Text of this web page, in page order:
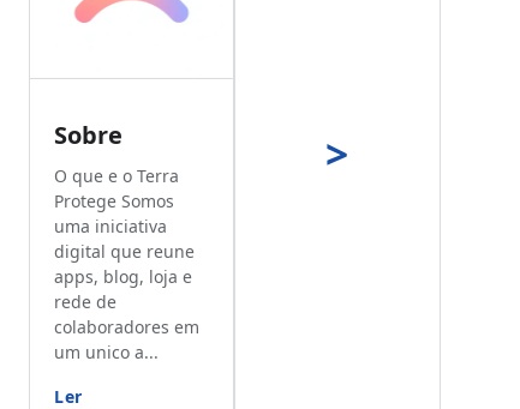
Sobre
O que e o Terra
Protege Somos
uma iniciativa
digital que reune
apps, blog, loja e
rede de
colaboradores em
um unico a...
Ler
>